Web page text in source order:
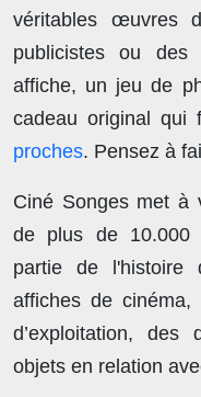
véritables œuvres
publicistes ou des
affiche, un jeu de
cadeau original qui
proches. Pensez à
Ciné Songes met à
de plus de 10.000
partie de
affiches de
d’exploitation,
objets en relation